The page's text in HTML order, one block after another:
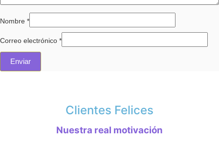
Nombre *
Correo electrónico *
Clientes Felices
Nuestra real motivación